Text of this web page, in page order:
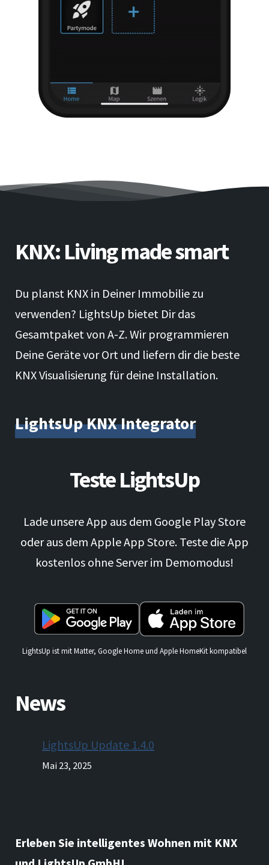
KNX: Living made smart
Du planst KNX in Deiner Immobilie zu
verwenden? LightsUp bietet Dir das
Gesamtpaket von A-Z. Wir programmieren
Deine Geräte vor Ort und liefern dir die beste
KNX Visualisierung für deine Installation.
LightsUp KNX Integrator
Teste LightsUp
Lade unsere App aus dem Google Play Store
oder aus dem Apple App Store. Teste die App
kostenlos ohne Server im Demomodus!
LightsUp ist mit Matter, Google Home und Apple HomeKit kompatibel
News
LightsUp Update 1.4.0
Mai 23, 2025
Erleben Sie intelligentes Wohnen mit KNX